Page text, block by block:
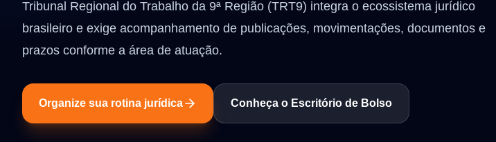
Tribunal Regional do Trabalho da 9ª Região (TRT9) integra o ecossistema jurídico
brasileiro e exige acompanhamento de publicações, movimentações, documentos e
prazos conforme a área de atuação.
Organize sua rotina jurídica Conheça o Escritório de Bolso